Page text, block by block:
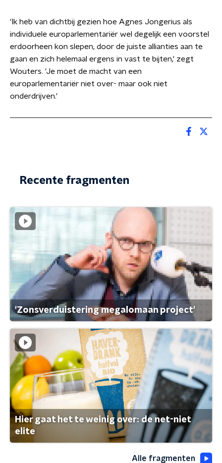
'Ik heb van dichtbij gezien hoe Agnes Jongerius als
individuele europarlementariër wel degelijk een voorstel
erdoorheen kon slepen, door de juiste allianties aan te
gaan en zich helemaal ergens in vast te bijten,' zegt
Wouters. 'Je moet de macht van een
europarlementariër niet over- maar ook niet
onderdrijven.'
Recente fragmenten
'Zonsverduistering megalomaan project'
Hier gaat het te weinig over: de net-niet
elite
Alle fragmenten